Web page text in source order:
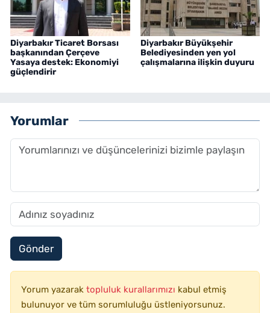
Diyarbakır Ticaret Borsası
başkanından Çerçeve
Yasaya destek: Ekonomiyi
güçlendirir
Diyarbakır Büyükşehir
Belediyesinden yen yol
çalışmalarına ilişkin duyuru
Yorumlar
Gönder
Yorum yazarak topluluk kurallarımızı kabul etmiş
bulunuyor ve tüm sorumluluğu üstleniyorsunuz.